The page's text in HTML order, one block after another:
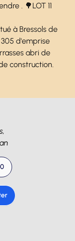
. 🌳LOT 11
à Bressols de
d'emprise
abri de
construction.